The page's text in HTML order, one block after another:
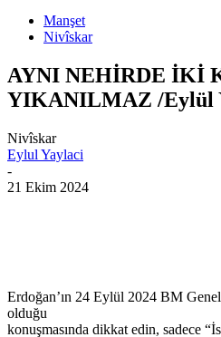
Manşet
Nivîskar
AYNI NEHİRDE İKİ
YIKANILMAZ /Eylül
Nivîskar
Eylul Yaylaci
-
21 Ekim 2024
Erdoğan’ın 24 Eylül 2024 BM
olduğu
konuşmasında dikkat edin, sadece